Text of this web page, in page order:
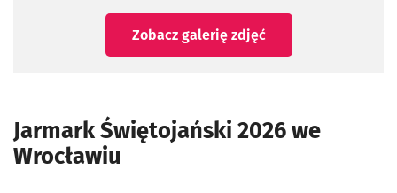
Zobacz galerię zdjęć
Jarmark Świętojański 2026 we
Wrocławiu